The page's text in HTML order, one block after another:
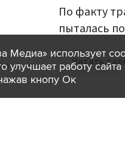
в
По факту
пыталась
Читать
Медиа» использует
улучшает работу
кнопу Ок